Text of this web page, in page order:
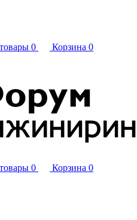
0 Корзина 0
0 Корзина 0